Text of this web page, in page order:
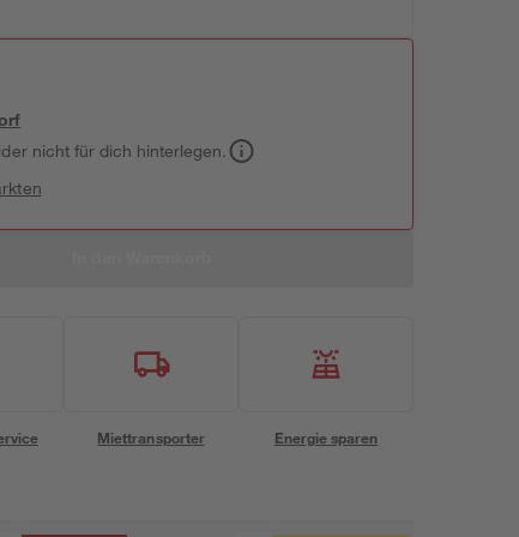
nicht für dich hinterlegen.
Miettransporter Energie sparen